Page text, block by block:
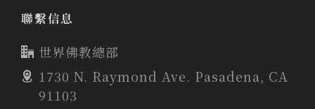
聯繫信息
世界佛教總部
1730 N. Raymond Ave. Pasadena, CA
91103